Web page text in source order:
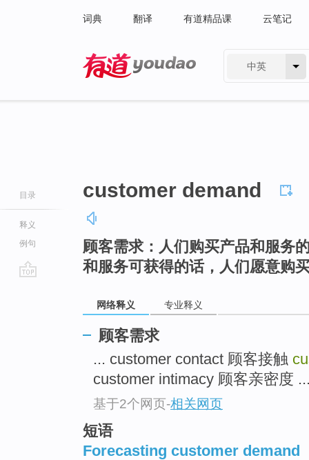
词典 翻译 有道精品课 云笔记
中英
目录
释义
例句
customer demand
顾客需求：人们购买产品和服务
和服务可获得的话，人们愿意购
网络释义 专业释义
顾客需求
... customer contact 顾客接触
customer intimacy 顾客亲密度
基于2个网页-相关网页
短语
Forecasting customer demand